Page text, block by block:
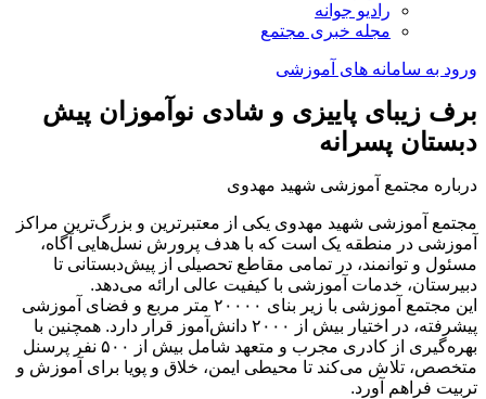
رادیو جوانه
مجله خبری مجتمع
ورود به سامانه های آموزشی
برف زیبای پاییزی و شادی نوآموزان پیش
دبستان پسرانه
درباره مجتمع آموزشی شهید مهدوی
مجتمع آموزشی شهید مهدوی یکی از معتبرترین و بزرگ‌ترین مراکز
آموزشی در منطقه یک است که با هدف پرورش نسل‌هایی آگاه،
مسئول و توانمند، در تمامی مقاطع تحصیلی از پیش‌دبستانی تا
دبیرستان، خدمات آموزشی با کیفیت عالی ارائه می‌دهد.
این مجتمع آموزشی با زیر بنای ۲۰۰۰۰ متر مربع و فضای آموزشی
پیشرفته، در اختیار بیش از ۲۰۰۰ دانش‌آموز قرار دارد. همچنین با
بهره‌گیری از کادری مجرب و متعهد شامل بیش از ۵۰۰ نفر پرسنل
متخصص، تلاش می‌کند تا محیطی ایمن، خلاق و پویا برای آموزش و
تربیت فراهم آورد.